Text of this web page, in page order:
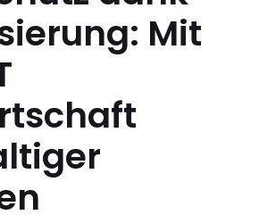
Mit